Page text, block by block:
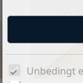
Unbedingt